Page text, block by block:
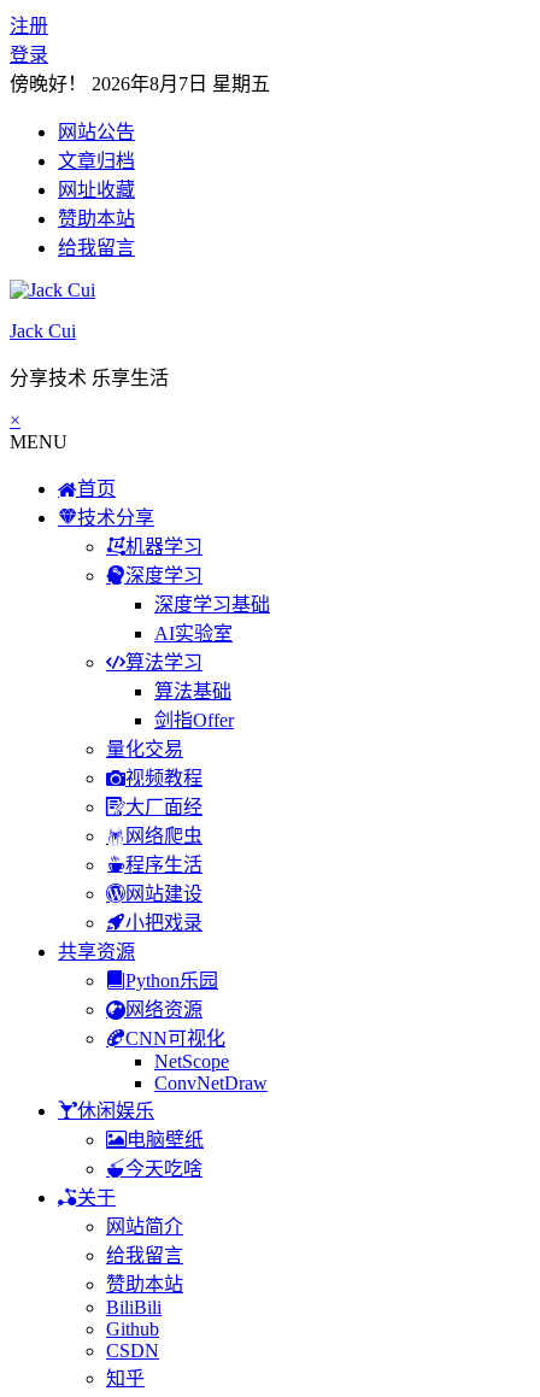
注册
登录
傍晚好！ 2026年8月7日 星期五
网站公告
文章归档
网址收藏
赞助本站
给我留言
Jack Cui
分享技术 乐享生活
×
MENU
首页
技术分享
机器学习
深度学习
深度学习基础
AI实验室
算法学习
算法基础
剑指Offer
量化交易
视频教程
大厂面经
网络爬虫
程序生活
网站建设
小把戏录
共享资源
Python乐园
网络资源
CNN可视化
NetScope
ConvNetDraw
休闲娱乐
电脑壁纸
今天吃啥
关于
网站简介
给我留言
赞助本站
BiliBili
Github
CSDN
知乎